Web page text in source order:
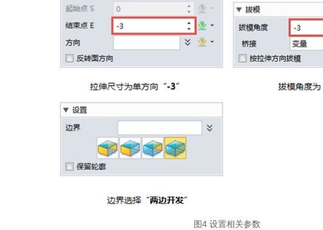
图4 设置相关参数